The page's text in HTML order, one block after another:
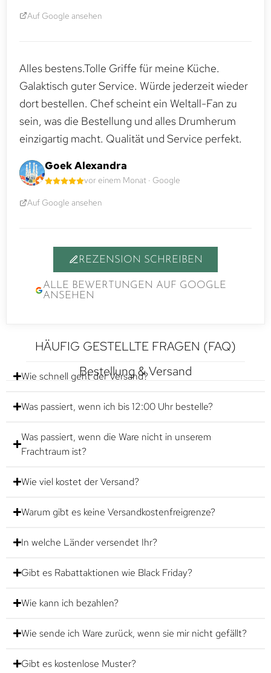
Auf Google ansehen
Alles bestens.Tolle Griffe für meine Küche.
Galaktisch guter Service. Würde jederzeit wieder
dort bestellen. Chef scheint ein Weltall-Fan zu
sein, was die Bestellung und alles Drumherum
einzigartig macht. Qualität und Service perfekt.
Goek Alexandra
vor einem Monat · Google
Auf Google ansehen
REZENSION SCHREIBEN
ALLE BEWERTUNGEN AUF GOOGLE
ANSEHEN
HÄUFIG GESTELLTE FRAGEN (FAQ)
Bestellung & Versand
Wie schnell geht der Versand?
Was passiert, wenn ich bis 12:00 Uhr bestelle?
Was passiert, wenn die Ware nicht in unserem
Frachtraum ist?
Wie viel kostet der Versand?
Warum gibt es keine Versandkostenfreigrenze?
In welche Länder versendet Ihr?
Gibt es Rabattaktionen wie Black Friday?
Wie kann ich bezahlen?
Wie sende ich Ware zurück, wenn sie mir nicht gefällt?
Gibt es kostenlose Muster?